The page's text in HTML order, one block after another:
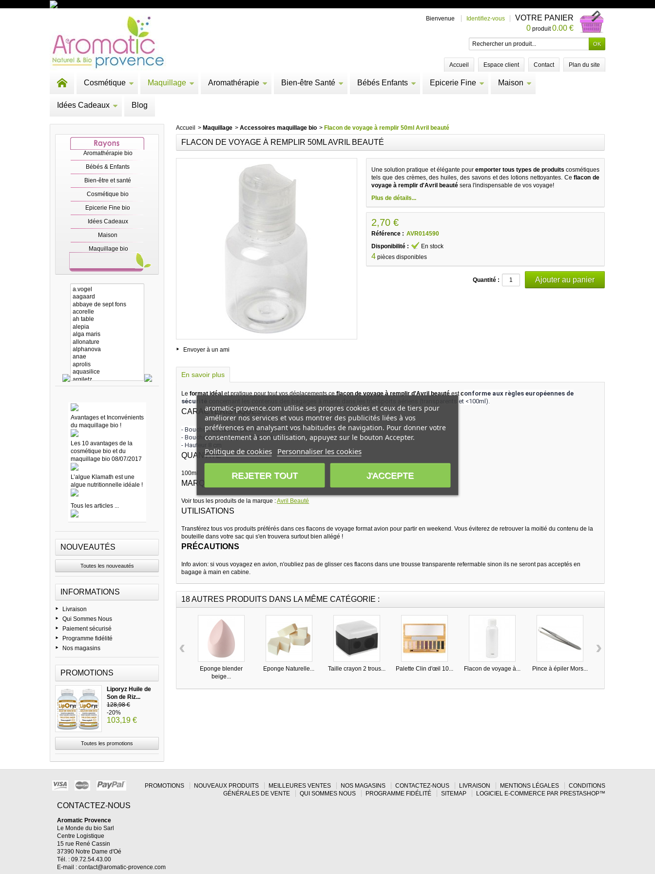
Bienvenue Identifiez-vous
VOTRE PANIER
0 produit0.00 €
Accueil Espace client Contact Plan du site
Cosmétique Maquillage Aromathérapie Bien-être Santé Bébés Enfants Epicerie Fine Maison
Idées Cadeaux Blog
Aromathérapie bio
Bébés & Enfants
Bien-être et santé
Cosmétique bio
Epicerie Fine bio
Idées Cadeaux
Maison
Maquillage bio
Avantages et Inconvénients
du maquillage bio !
Les 10 avantages de la
cosmétique bio et du
maquillage bio 08/07/2017
L’algue Klamath est une
algue nutritionnelle idéale !
Tous les articles ...
NOUVEAUTÉS
Toutes les nouveautés
INFORMATIONS
Livraison
Qui Sommes Nous
Paiement sécurisé
Programme fidélité
Nos magasins
PROMOTIONS
Liporyz Huile de
Son de Riz...
128,98 €
-20%
103,19 €
Toutes les promotions
Accueil > Maquillage > Accessoires maquillage bio > Flacon de voyage à remplir 50ml Avril beauté
FLACON DE VOYAGE À REMPLIR 50ML AVRIL BEAUTÉ
Envoyer à un ami
Une solution pratique et élégante pour emporter tous types de produits cosmétiques
tels que des crèmes, des huiles, des savons et des lotions nettoyantes. Ceflacon de
voyage à remplir d'Avril beauté sera l'indispensable de vos voyage!
Plus de détails...
2,70 €
Référence : AVR014590
Disponibilité :
En stock
4 pièces disponibles
Quantité :
En savoir plus
Leformat idéalet pratique pour tout vos déplacements ceflacon de voyage à remplir d'Avril beautéestconforme aux règles européennes de
sécurité
concernant les contenus des bagages à mains dans les transports aériens (transparents et <100ml).
CARACTÉRISTIQUES
- Bouchon dévisseur pour le remplissage
- Bouchon disc top pour l'utilisation
- Hauteur 8 cm
QUANTITÉ
100ml
MARQUE
Voir tous les produits de la marque :Avril Beauté
UTILISATIONS
Transférez tous vos produits préférés dans ces flacons de voyage format avion pour partir en weekend. Vous éviterez de retrouver la moitié du contenu de la
bouteille dans votre sac qui s'en trouvera surtout bien allégé !
PRÉCAUTIONS
Info avion: si vous voyagez en avion, n'oubliez pas de glisser ces flacons dans une trousse transparente refermable sinon ils ne seront pas acceptés en
bagage à main en cabine.
18 AUTRES PRODUITS DANS LA MÊME CATÉGORIE :
Eponge blender
beige...
Eponge Naturelle... Taille crayon 2 trous... Palette Clin d'œil 10... Flacon de voyage à... Pince à épiler Mors...
‹ ›
PROMOTIONS NOUVEAUX PRODUITS MEILLEURES VENTES NOS MAGASINS CONTACTEZ-NOUS LIVRAISON MENTIONS LÉGALES
CONDITIONS
GÉNÉRALES DE VENTE
QUI SOMMES NOUS PROGRAMME FIDÉLITÉ SITEMAP LOGICIEL E-COMMERCE PAR PRESTASHOP™
CONTACTEZ-NOUS
Aromatic Provence
Le Monde du bio Sarl
Centre Logistique
15 rue René Cassin
37390 Notre Dame d'Oé
Tél. : 09.72.54.43.00
E-mail : contact@aromatic-provence.com
aromatic-provence.com utilise ses propres cookies et ceux de tiers pour
améliorer nos services et vous montrer des publicités liées à vos
préférences en analysant vos habitudes de navigation. Pour donner votre
consentement à son utilisation, appuyez sur le bouton Accepter.
Politique de cookies Personnaliser les cookies
REJETER TOUT J'ACCEPTE